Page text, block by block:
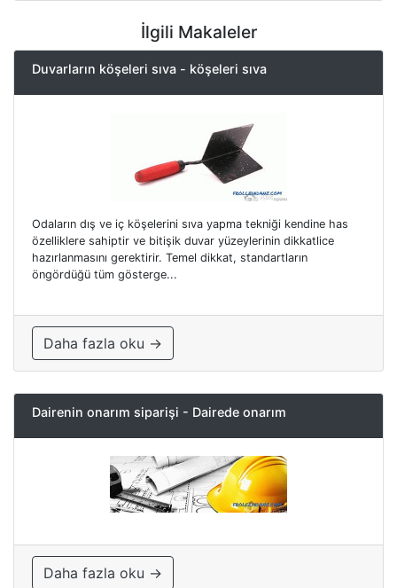
İlgili Makaleler
Duvarların köşeleri sıva - köşeleri sıva
Odaların dış ve iç köşelerini sıva yapma tekniği kendine has
özelliklere sahiptir ve bitişik duvar yüzeylerinin dikkatlice
hazırlanmasını gerektirir. Temel dikkat, standartların
öngördüğü tüm gösterge...
Daha fazla oku →
Dairenin onarım siparişi - Dairede onarım
Daha fazla oku →